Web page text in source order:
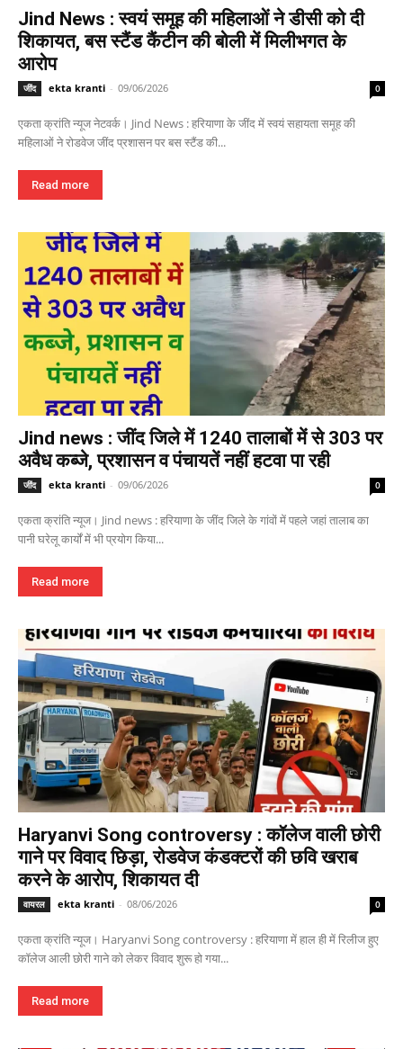
Jind News : स्वयं समूह की महिलाओं ने डीसी को दी
शिकायत, बस स्टैंड कैंटीन की बोली में मिलीभगत के
आरोप
जींद ekta kranti - 09/06/2026 0
एकता क्रांति न्यूज नेटवर्क। Jind News : हरियाणा के जींद में स्वयं सहायता समूह की
महिलाओं ने रोडवेज जींद प्रशासन पर बस स्टैंड की...
Read more
Jind news : जींद जिले में 1240 तालाबों में से 303 पर
अवैध कब्जे, प्रशासन व पंचायतें नहीं हटवा पा रही
जींद ekta kranti - 09/06/2026 0
एकता क्रांति न्यूज। Jind news : हरियाणा के जींद जिले के गांवों में पहले जहां तालाब का
पानी घरेलू कार्यों में भी प्रयोग किया...
Read more
Haryanvi Song controversy : कॉलेज वाली छोरी
गाने पर विवाद छिड़ा, रोडवेज कंडक्टरों की छवि खराब
करने के आरोप, शिकायत दी
वायरल ekta kranti - 08/06/2026 0
एकता क्रांति न्यूज। Haryanvi Song controversy : हरियाणा में हाल ही में रिलीज हुए
कॉलेज आली छोरी गाने को लेकर विवाद शुरू हो गया...
Read more